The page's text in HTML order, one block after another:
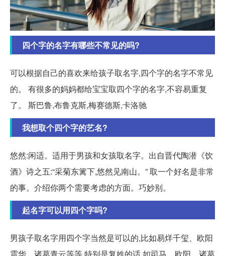
四个字的名字有哪些不常见的吗?
可以根据自己的喜欢来给孩子取名字,四个字的名字不常见
的。 有很多的妈妈都给宝宝取四个字的名字,不容易重复
了。 斯巴鲁,布鲁克斯,梅赛德斯,卡洛驰
我想取个四个字的艺名?
悠然:闲适。适用于男孩和女孩取名字。出自晋代陶潜《饮
酒》诗之五:“采菊东篱下,悠然见南山。” 取一个好名是非常
的事。介绍你两个需要考虑的方面。巧妙别。
起名字可以用四个字吗?
男孩子取名字用四个字当然是可以的,比如易烊千玺、欧阳